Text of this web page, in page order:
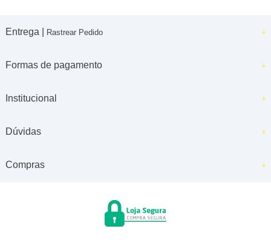
Entrega | Rastrear Pedido
Formas de pagamento
Institucional
Dúvidas
Compras